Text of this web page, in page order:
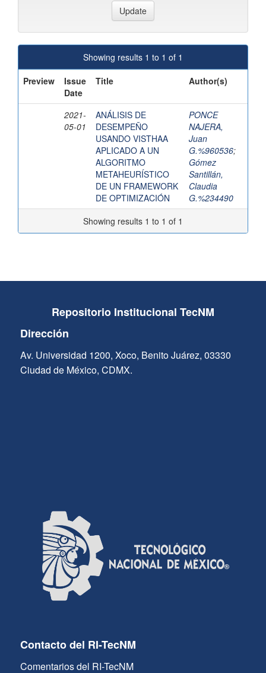
Showing results 1 to 1 of 1
Preview
Issue
Date
Title Author(s)
2021-
05-01
ANÁLISIS DE
DESEMPEÑO
USANDO VISTHAA
APLICADO A UN
ALGORITMO
METAHEURÍSTICO
DE UN FRAMEWORK
DE OPTIMIZACIÓN
PONCE
NAJERA,
Juan
G.%960536;
Gómez
Santillán,
Claudia
G.%234490
Showing results 1 to 1 of 1
Repositorio Institucional TecNM
Dirección
Av. Universidad 1200, Xoco, Benito Juárez, 03330
Ciudad de México, CDMX.
Contacto del RI-TecNM
Comentarios del RI-TecNM